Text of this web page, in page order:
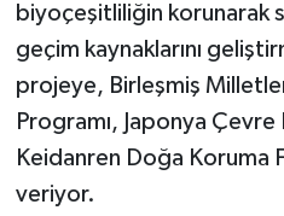
biyoçeşitliliğin korunarak
geçim kaynaklarını
projeye, Birleşmiş
Programı, Japonya Çevre
Keidanren Doğa Koruma
veriyor.